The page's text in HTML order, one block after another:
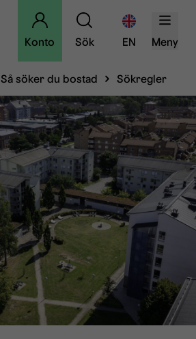
Konto Sök EN Meny
Så söker du bostad Sökregler